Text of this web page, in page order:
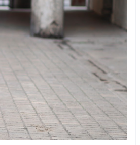
Josef Dr Martens
Correcteur Super BB Erborian